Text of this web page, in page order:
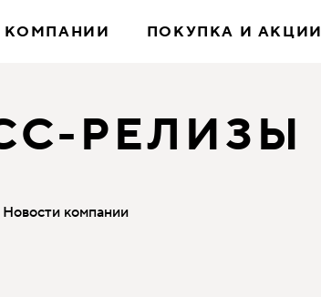
КОМПАНИИ ПОКУПКА И АКЦИИ
РЕЛИЗЫ
Новости компании